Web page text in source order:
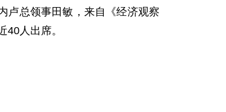
卢总领事田敏，来自《经济观察
人出席。